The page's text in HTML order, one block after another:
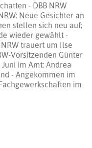
- DBB NRW
Neue Gesichter an
stellen sich neu auf;
wieder gewählt -
trauert um Ilse
Vorsitzenden Günter
im Amt: Andrea
- Angekommen im
im